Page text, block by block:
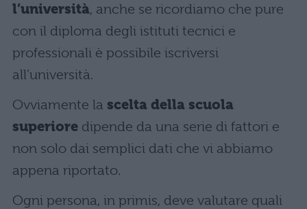
l’università, anche se ricordiamo che pure
con il diploma degli istituti tecnici e
professionali è possibile iscriversi
all’università.
Ovviamente la scelta della scuola
superiore dipende da una serie di fattori e
non solo dai semplici dati che vi abbiamo
appena riportato.
Ogni persona, in primis, deve valutare quali